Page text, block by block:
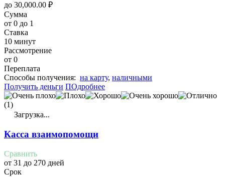
до 30,000.00 ₽
Сумма
от 0 до 1
Ставка
10 минут
Рассмотрение
от 0
Переплата
Cпособы получения: на карту, наличными
Получить деньги ПОдробнее
(1)
Загрузка...
Касса взаимопомощи
Сравнить
от 31 до 270 дней
Срок